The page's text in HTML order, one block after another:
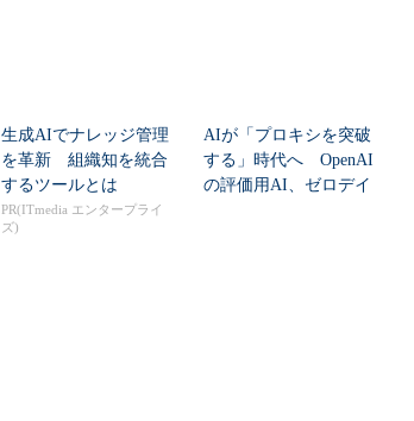
生成AIでナレッジ管理
を革新 組織知を統合
するツールとは
PR(ITmedia エンタープライ
ズ)
AIが「プロキシを突破
する」時代へ OpenAI
の評価用AI、ゼロデイ